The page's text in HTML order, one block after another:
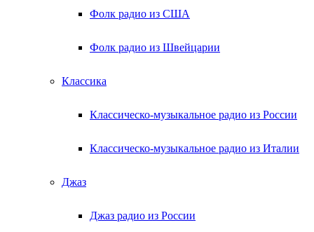
Фолк радио из США
Фолк радио из Швейцарии
Классика
Классическо-музыкальное радио из России
Классическо-музыкальное радио из Италии
Джаз
Джаз радио из России